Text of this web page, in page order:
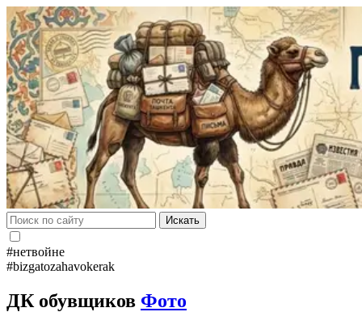
Искать
#нетвойне
#bizgatozahavokerak
ДК обувщиков Фото